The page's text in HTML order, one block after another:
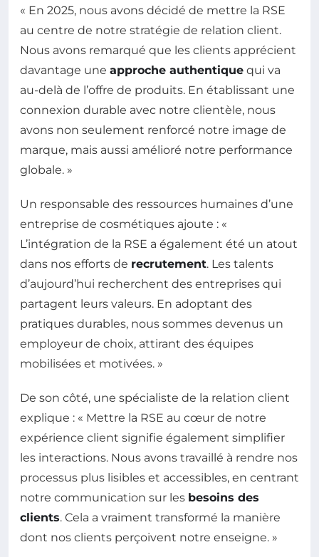
« En 2025, nous avons décidé de mettre la RSE
au centre de notre stratégie de relation client.
Nous avons remarqué que les clients apprécient
davantage une approche authentique qui va
au-delà de l’offre de produits. En établissant une
connexion durable avec notre clientèle, nous
avons non seulement renforcé notre image de
marque, mais aussi amélioré notre performance
globale. »
Un responsable des ressources humaines d’une
entreprise de cosmétiques ajoute : «
L’intégration de la RSE a également été un atout
dans nos efforts de recrutement. Les talents
d’aujourd’hui recherchent des entreprises qui
partagent leurs valeurs. En adoptant des
pratiques durables, nous sommes devenus un
employeur de choix, attirant des équipes
mobilisées et motivées. »
De son côté, une spécialiste de la relation client
explique : « Mettre la RSE au cœur de notre
expérience client signifie également simplifier
les interactions. Nous avons travaillé à rendre nos
processus plus lisibles et accessibles, en centrant
notre communication sur les besoins des
clients. Cela a vraiment transformé la manière
dont nos clients perçoivent notre enseigne. »